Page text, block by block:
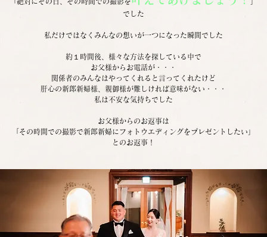
でした
私だけではなくみんなの想いが一つになった瞬間でした
約１時間後、様々な方法を探している中で
お父様からお電話が・・・
関係者のみんなはやってくれると言ってくれたけど
肝心の新郎新婦様、親御様が難しければ意味がない・・・
私は不安な気持ちでした
お父様からのお返事は
「その時間での撮影で新郎新婦にフォトウエディングをプレゼントしたい」
とのお返事！